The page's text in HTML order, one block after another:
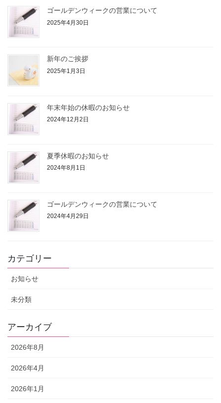
ゴールデンウィークの営業について
2025年4月30日
新年のご挨拶
2025年1月3日
年末年始の休暇のお知らせ
2024年12月2日
夏季休暇のお知らせ
2024年8月1日
ゴールデンウィークの営業について
2024年4月29日
カテゴリー
お知らせ
未分類
アーカイブ
2026年8月
2026年4月
2026年1月